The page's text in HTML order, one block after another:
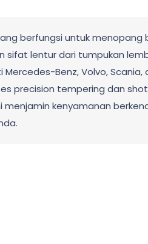
berfungsi untuk menopang
sifat lentur dari tumpukan
Benz, Volvo, Scania,
precision tempering dan
kenyamanan